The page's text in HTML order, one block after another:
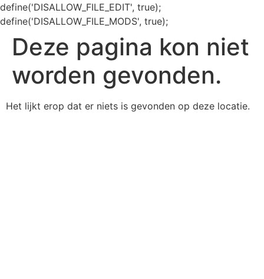
define('DISALLOW_FILE_EDIT', true);
define('DISALLOW_FILE_MODS', true);
Deze pagina kon niet
worden gevonden.
Het lijkt erop dat er niets is gevonden op deze locatie.